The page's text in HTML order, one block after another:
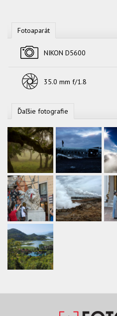
Fotoaparát
NIKON D5600
35.0 mm f/1.8
Ďaľšie fotografie